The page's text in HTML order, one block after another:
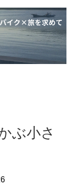
ぶ小さ